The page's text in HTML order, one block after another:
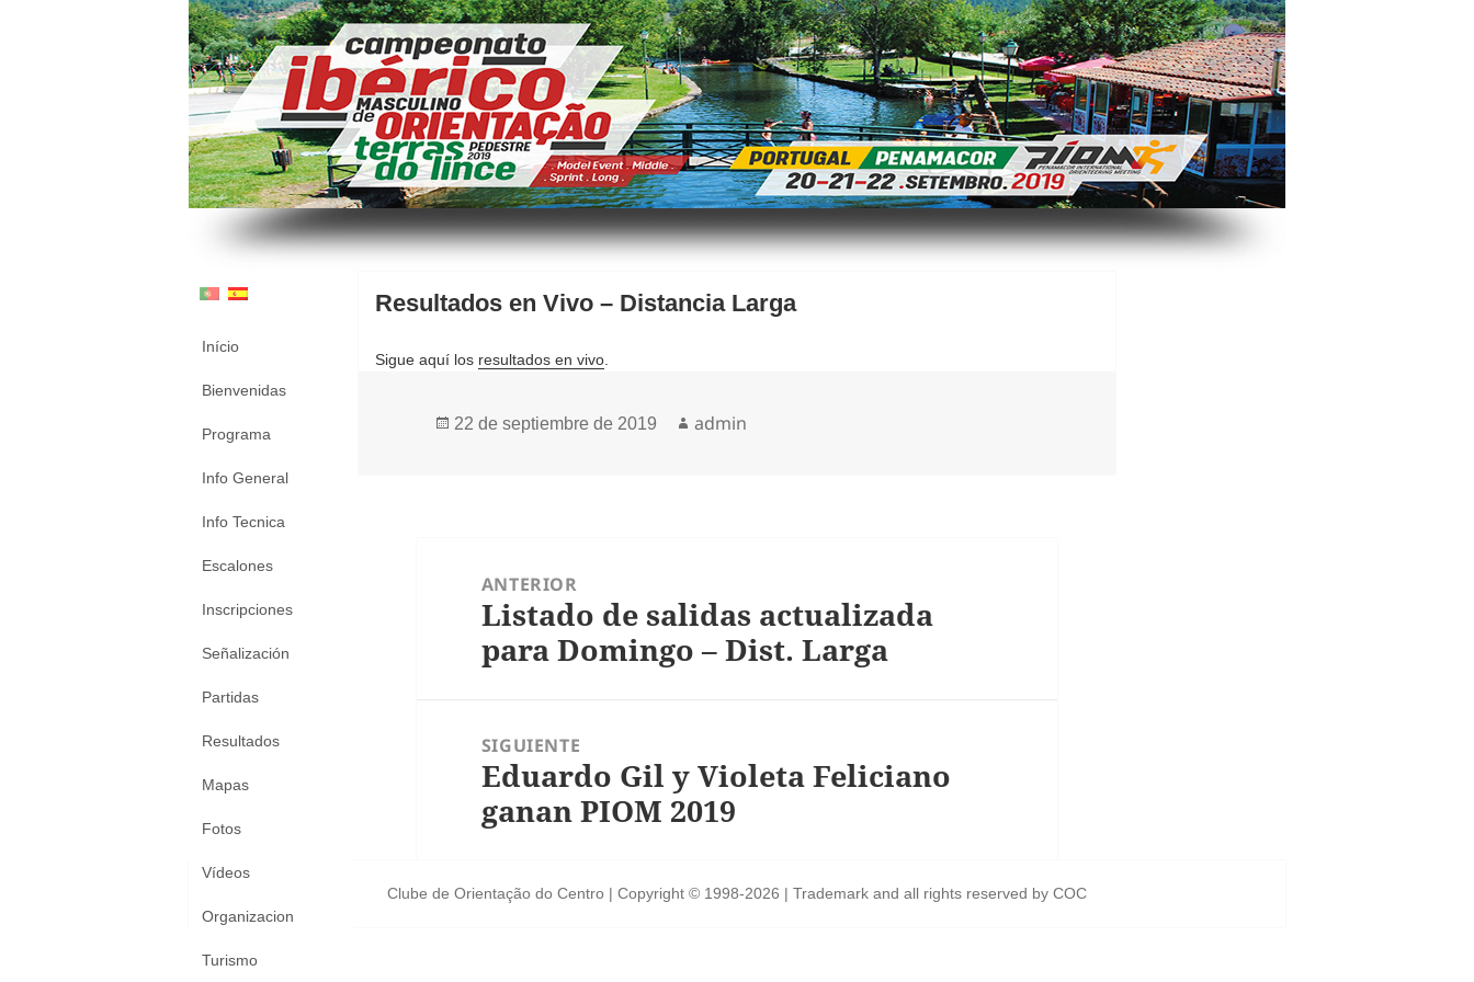
Início
Bienvenidas
Programa
Info General
Info Tecnica
Escalones
Inscripciones
Señalización
Partidas
Resultados
Mapas
Fotos
Vídeos
Organizacion
Turismo
Resultados en Vivo – Distancia Larga
Sigue aquí los resultados en vivo
Publicado
22 de septiembre de 2019 Autor
admin
entradas
ANTERIOR
Entrada
Listado de salidas actualizada
para Domingo – Dist. Larga
SIGUIENTE
Entrada
Eduardo Gil y Violeta Feliciano
ganan PIOM 2019
Clube de Orientação do Centro | Copyright © 1998-2026 | Trademark and all rights reserved by COC